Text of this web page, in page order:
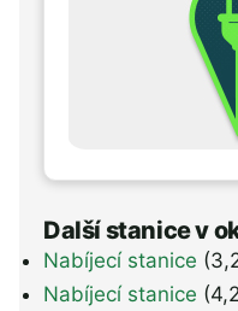
Další stanice v
Nabíjecí stanice
Nabíjecí stanice